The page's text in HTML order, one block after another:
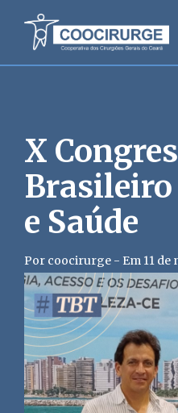
X
e Saúde
Por coocirurge - Em 11 de